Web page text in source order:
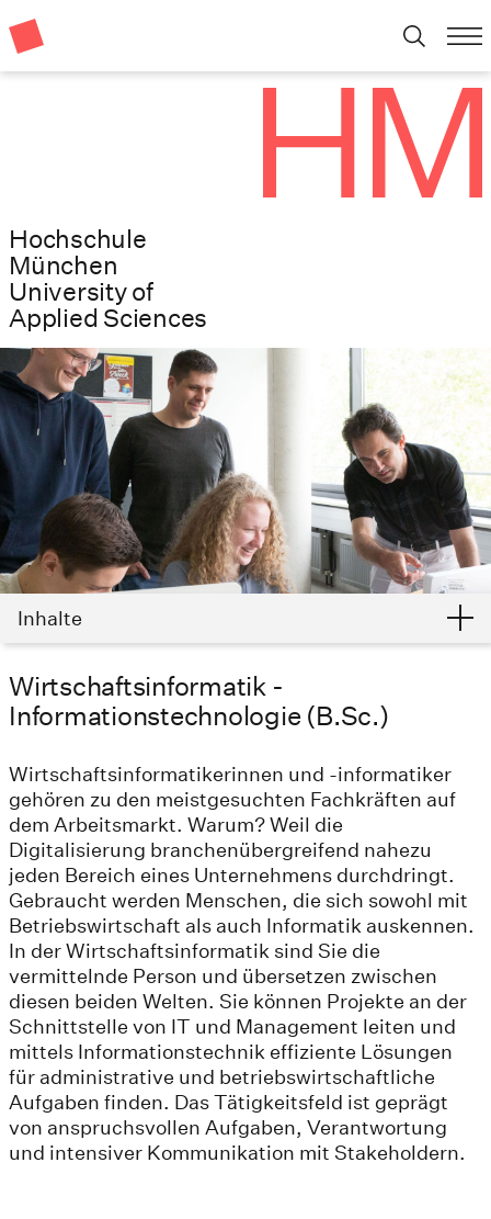
Hochschule
München
University of
Applied Sciences
Inhalte
Wirtschaftsinformatik -
Informationstechnologie (B.Sc.)
Wirtschaftsinformatikerinnen und -informatiker
gehören zu den meistgesuchten Fachkräften auf
dem Arbeitsmarkt. Warum? Weil die
Digitalisierung branchenübergreifend nahezu
jeden Bereich eines Unternehmens durchdringt.
Gebraucht werden Menschen, die sich sowohl mit
Betriebswirtschaft als auch Informatik auskennen.
In der Wirtschaftsinformatik sind Sie die
vermittelnde Person und übersetzen zwischen
diesen beiden Welten. Sie können Projekte an der
Schnittstelle von IT und Management leiten und
mittels Informationstechnik effiziente Lösungen
für administrative und betriebswirtschaftliche
Aufgaben finden. Das Tätigkeitsfeld ist geprägt
von anspruchsvollen Aufgaben, Verantwortung
und intensiver Kommunikation mit Stakeholdern.